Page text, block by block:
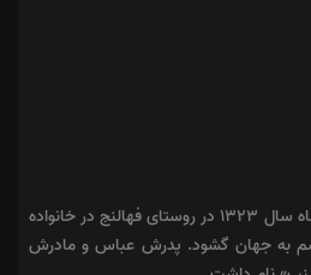
شهید بدره در تاریخ هشتم آذرماه سال ۱۳۲۳ در روستای فهالنج در خانواده
به جهان گشود. پدرش عباس و مادرش